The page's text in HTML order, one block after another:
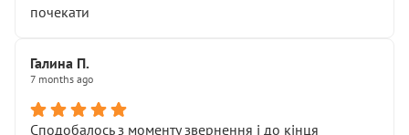
почекати
Галина П.
7 months ago
Сподобалось з моменту звернення і до кінця